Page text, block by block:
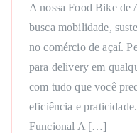
A nossa Food Bike de
busca mobilidade,
no comércio de açaí.
para delivery em
com tudo que você
eficiência e
Funcional A […]